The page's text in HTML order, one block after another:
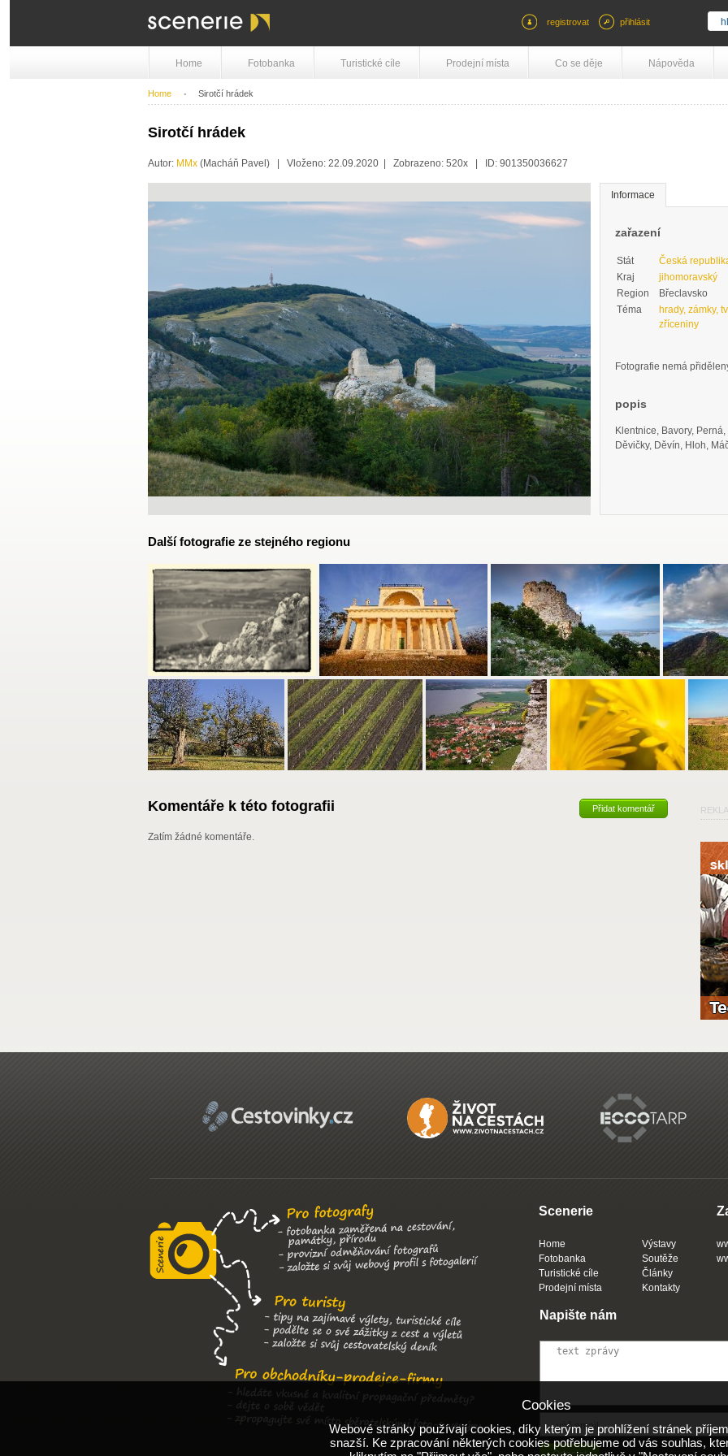
registrovat přihlásit
Home Fotobanka Turistické cíle Prodejní místa Co se děje Nápověda
Home Sirotčí hrádek
Sirotčí hrádek
Autor: MMx (Macháň Pavel) | Vloženo: 22.09.2020 | Zobrazeno: 520x | ID: 901350036627
zařazení
Stát
Česká
Kraj
jihomoravský
Region
Břeclavsko
Téma
hrady, zámky,
zříceniny
Fotografie nemá
popis
Klentnice, Bavory,
Děvičky, Děvín, Hloh,
Informace
Další fotografie ze stejného regionu
Komentáře k této fotografii Přidat komentář
Zatím žádné komentáře.
Scenerie
Home
Fotobanka
Turistické cíle
Prodejní místa
Výstavy
Soutěže
Články
Kontakty
Napište nám
Cookies
Webové stránky používají cookies, díky kterým je prohlížení stránek
snazší. Ke zpracování některých cookies potřebujeme od vás souhlas,